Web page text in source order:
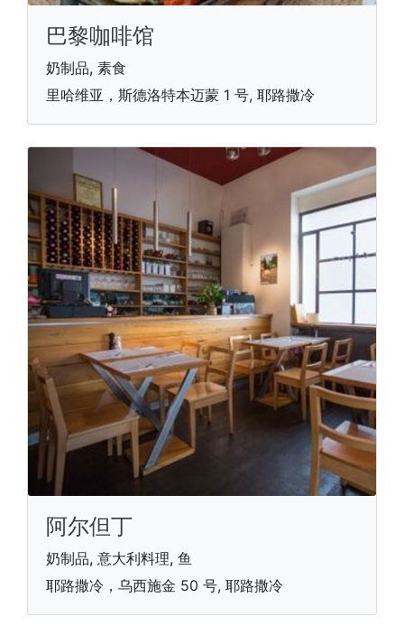
巴黎咖啡馆
奶制品, 素食
里哈维亚，斯德洛特本迈蒙 1 号, 耶路撒冷
阿尔但丁
奶制品, 意大利料理, 鱼
耶路撒冷，乌西施金 50 号, 耶路撒冷